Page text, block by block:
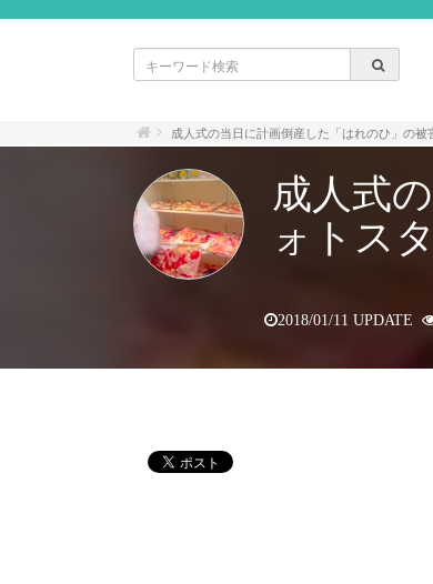
成人式の当日に計画倒産した「はれのひ」の
成人式
ォトス
2018/01/11 UPDATE